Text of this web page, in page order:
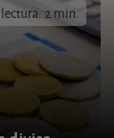
2 min.